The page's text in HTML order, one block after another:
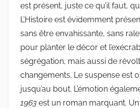
est présent, juste ce qu’il faut,
L’Histoire est évidemment
sans être envahissante, sans
pour planter le décor et
ségrégation, mais aussi de
changements. Le suspense est
jusqu’au bout. L’émotion
1963 est un roman marquant.